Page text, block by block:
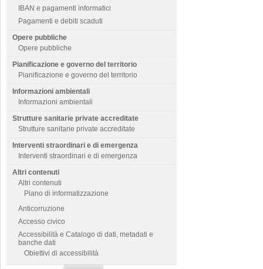
IBAN e pagamenti informatici
Pagamenti e debiti scaduti
Opere pubbliche
Opere pubbliche
Pianificazione e governo del territorio
Pianificazione e governo del territorio
Informazioni ambientali
Informazioni ambientali
Strutture sanitarie private accreditate
Strutture sanitarie private accreditate
Interventi straordinari e di emergenza
Interventi straordinari e di emergenza
Altri contenuti
Altri contenuti
Piano di informatizzazione
Anticorruzione
Accesso civico
Accessibilità e Catalogo di dati, metadati e
banche dati
Obiettivi di accessibilità